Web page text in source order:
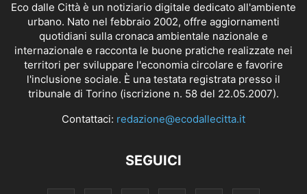
Eco dalle Città è un notiziario digitale dedicato all'ambiente
urbano. Nato nel febbraio 2002, offre aggiornamenti
quotidiani sulla cronaca ambientale nazionale e
internazionale e racconta le buone pratiche realizzate nei
territori per sviluppare l'economia circolare e favorire
l'inclusione sociale. È una testata registrata presso il
tribunale di Torino (iscrizione n. 58 del 22.05.2007).
Contattaci: redazione@ecodallecitta.it
SEGUICI